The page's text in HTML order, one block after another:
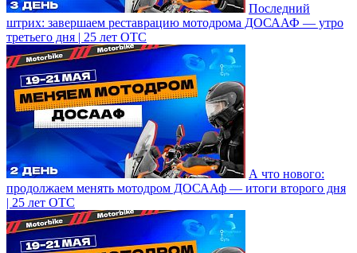
Последний
штрих: завершаем реставрацию мотодрома ДОСААФ — утро
третьего дня | 25 лет ОТС
А что нового:
продолжаем менять мотодром ДОСААф — итоги второго дня
| 25 лет ОТС